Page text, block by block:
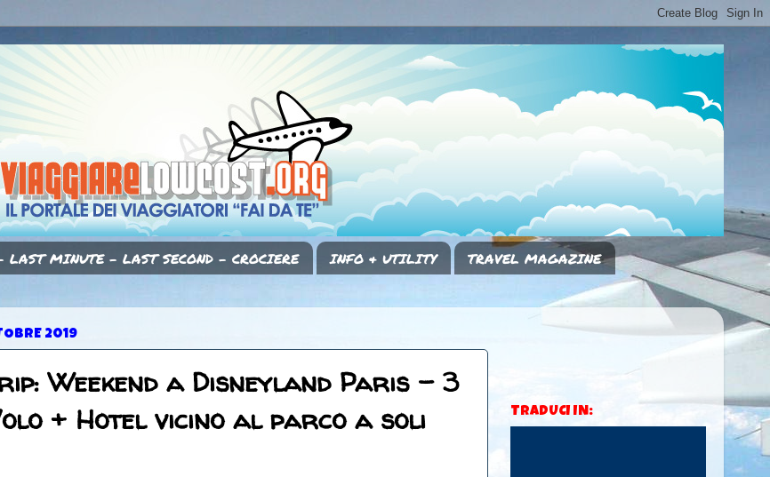
LAST MINUTE - LAST SECOND - CROCIERE INFO & UTILITY
TRAVEL MAGAZINE
2019
Weekend a Disneyland Paris - 3
+ Hotel vicino al parco a soli
TRADUCI IN: